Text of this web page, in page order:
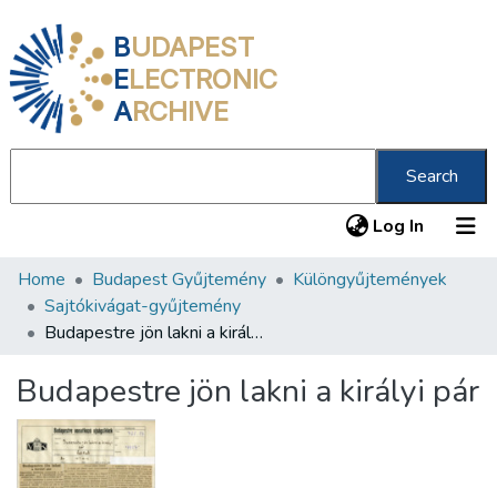
BUDAPEST
ELECTRONIC
ARCHIVE
Search
Log In (current)
Communities & Collections
All of DSpace
About us
Home Budapest Gyűjtemény
Különgyűjtemények
Sajtókivágat-gyűjtemény
Budapestre jön lakni a királyi pár
Budapestre jön lakni a királyi pár